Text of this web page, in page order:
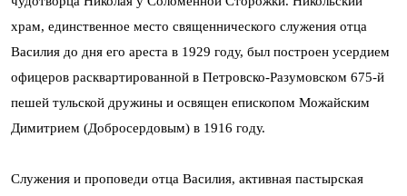
храм, единственное место священнического служения отца
Василия до дня его ареста в 1929 году, был построен усердием
офицеров расквартированной в Петровско-Разумовском 675-й
пешей тульской дружины и освящен епископом Можайским
Димитрием (Добросердовым) в 1916 году.
Служения и проповеди отца Василия, активная пастырская